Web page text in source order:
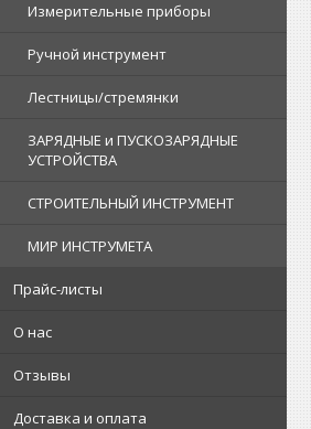
Измерительные приборы
Ручной инструмент
Лестницы/стремянки
ЗАРЯДНЫЕ и ПУСКОЗАРЯДНЫЕ
УСТРОЙСТВА
СТРОИТЕЛЬНЫЙ ИНСТРУМЕНТ
МИР ИНСТРУМЕТА
Прайс-листы
О нас
Отзывы
Доставка и оплата